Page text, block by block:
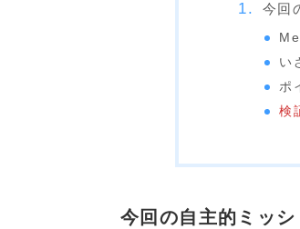
今回
い
ポ
検
今回の自主的ミッ